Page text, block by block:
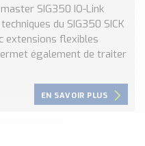
SIG350 IO-Link
du SIG350 SICK
extensions flexibles
également de traiter
EN SAVOIR PLUS